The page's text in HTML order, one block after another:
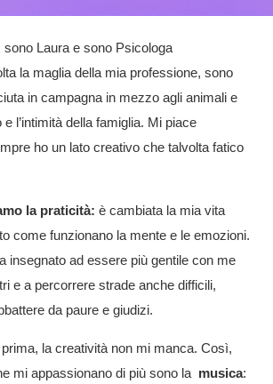
Laura e sono Psicologa
la maglia della mia professione, sono
in campagna in mezzo agli animali e
l’intimità della famiglia. Mi piace
ho un lato creativo che talvolta fatico
la praticità: è cambiata la mia vita
come funzionano la mente e le emozioni.
insegnato ad essere più gentile con me
e a percorrere strade anche difficili,
da paure e giudizi.
la creatività non mi manca. Così,
mi appassionano di più sono la musica: